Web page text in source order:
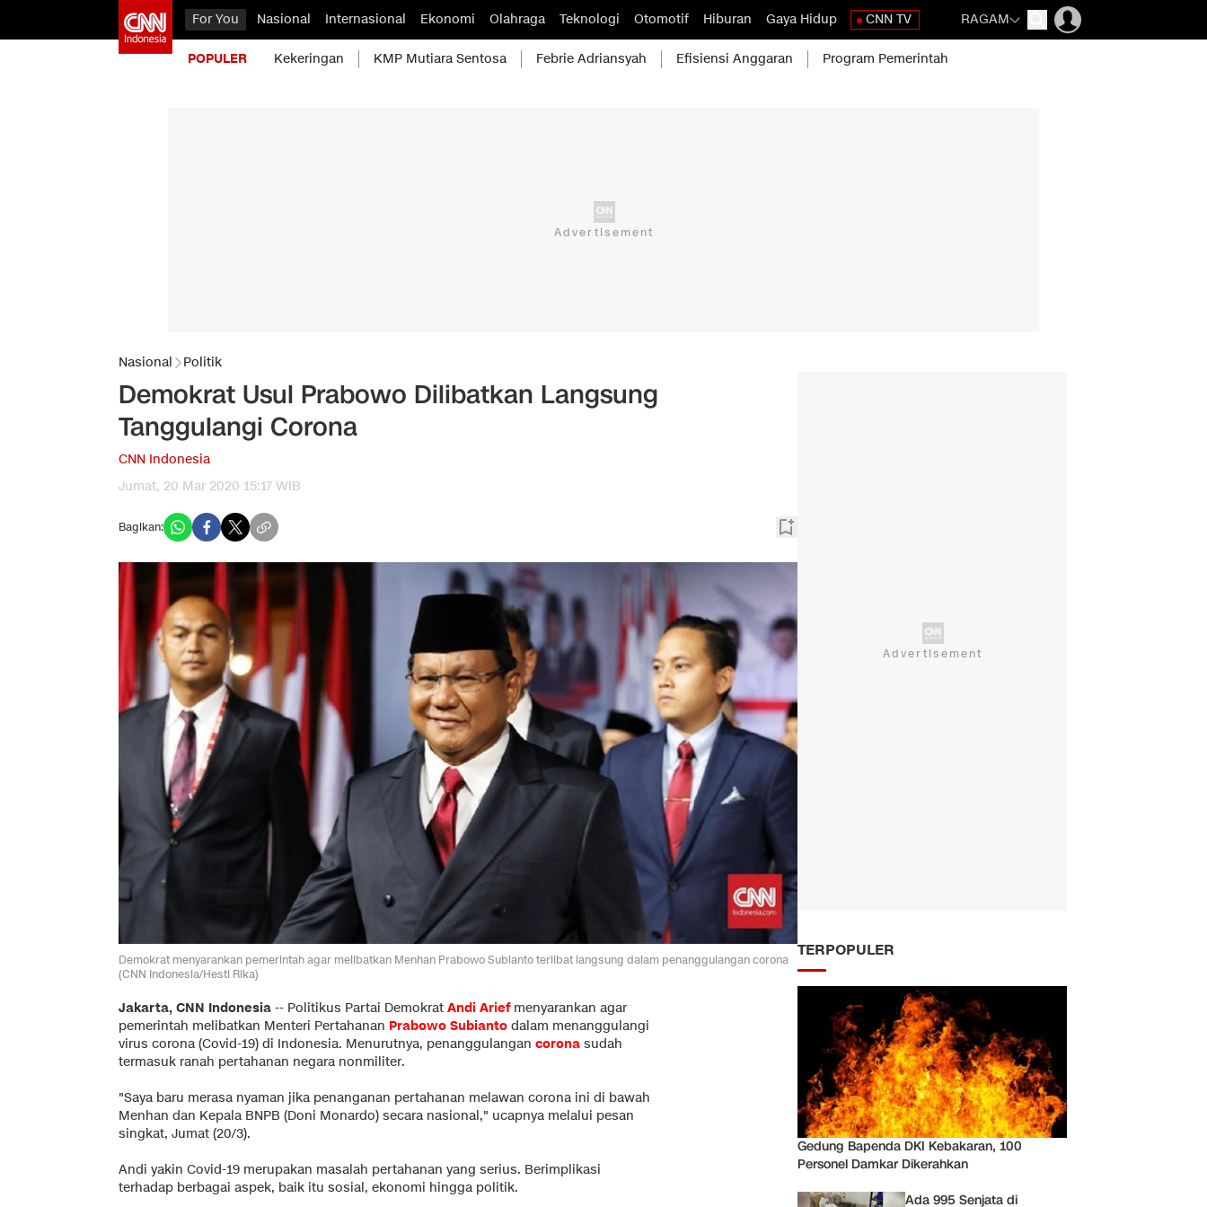
For You Nasional Internasional Ekonomi Olahraga Teknologi Otomotif Hiburan Gaya Hidup CNN TV RAGAM
POPULER Kekeringan KMP Mutiara Sentosa Febrie Adriansyah Efisiensi Anggaran Program Pemerintah
Nasional Politik
Demokrat Usul Prabowo Dilibatkan Langsung
Tanggulangi Corona
CNN Indonesia
Jumat, 20 Mar 2020 15:17 WIB
Bagikan:
Demokrat menyarankan pemerintah agar melibatkan Menhan Prabowo Subianto terlibat langsung dalam penanggulangan corona
(CNN Indonesia/Hesti Rika)
Jakarta, CNN Indonesia -- Politikus Partai Demokrat Andi Ariefmenyarankan agar
pemerintah melibatkan Menteri Pertahanan Prabowo Subianto dalam menanggulangi
virus corona (Covid-19) di Indonesia. Menurutnya, penanggulangan corona sudah
termasuk ranah pertahanan negara nonmiliter.
"Saya baru merasa nyaman jika penanganan pertahanan melawan corona ini di bawah
Menhan dan Kepala BNPB (Doni Monardo) secara nasional," ucapnya melalui pesan
singkat, Jumat (20/3).
Andi yakin Covid-19 merupakan masalah pertahanan yang serius. Berimplikasi
terhadap berbagai aspek, baik itu sosial, ekonomi hingga politik.
TERPOPULER
Gedung Bapenda DKI Kebakaran, 100
Personel Damkar Dikerahkan
Ada 995 Senjata di